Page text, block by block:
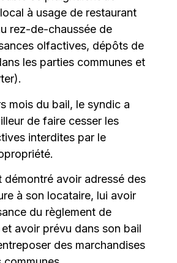
à usage de restaurant
rez-de-chaussée de
olfactives, dépôts de
les parties communes et
mois du bail, le syndic a
de faire cesser les
interdites par le
démontré avoir adressé des
à son locataire, lui avoir
du règlement de
avoir prévu dans son bail
des marchandises